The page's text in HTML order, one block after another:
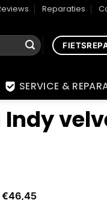
Reparaties
SERVICE &
€46,45